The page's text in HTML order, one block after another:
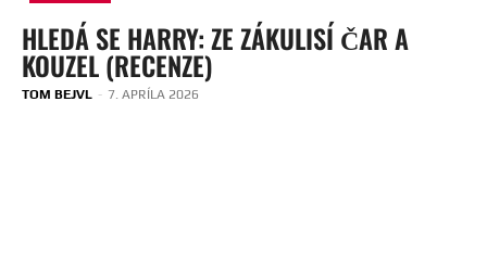
HLEDÁ SE HARRY: ZE ZÁKULISÍ ČAR A
KOUZEL (RECENZE)
TOM BEJVL - 7. APRÍLA 2026